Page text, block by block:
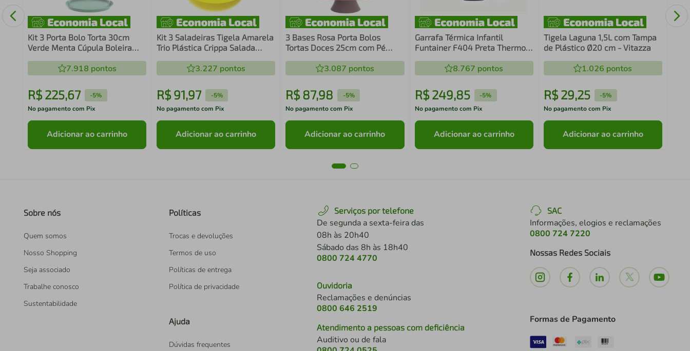
Kit 3 Porta Bolo Torta 30cm
Verde Menta Cúpula Boleira
7.918 pontos
R$ 225,67 -5%
No pagamento com Pix
Adicionar ao carrinho
Kit 3 Saladeiras Tigela Amarela
Trio Plástica Crippa Salada
3.227 pontos
R$ 91,97 -5%
No pagamento com Pix
Adicionar ao carrinho
3 Bases Rosa Porta Bolos
Tortas Doces 25cm com Pé
3.087 pontos
R$87,98 -5%
No pagamento com Pix
Adicionar ao carrinho
Garrafa Térmica Infantil
Funtainer F404 Preta Thermos
8.767 pontos
R$ 249,85 -5%
No pagamento com Pix
Adicionar ao carrinho
Tigela Laguna 1,5L com Tampa
de Plástico Ø20 cm - Vitazza
1.026 pontos
R$ 29,25 -5%
No pagamento com Pix
Adicionar ao carrinho
Sobre nós
Quem somos
Nosso Shopping
Seja associado
Trabalhe conosco
Sustentabilidade
Políticas
Trocas e devoluções
Termos de uso
Políticas de entrega
Política de privacidade
Ajuda
Dúvidas frequentes
Serviços por telefone
De segunda a sexta-feira das
08h às 20h40
Sábado das 8h às 18h40
0800 724 4770
Ouvidoria
Reclamações e denúncias
0800 646 2519
Atendimento a pessoas com deficiência
Auditivo ou de fala
SAC
Informações, elogios e reclamações
0800 724 7220
Nossas Redes Sociais
Formas de Pagamento